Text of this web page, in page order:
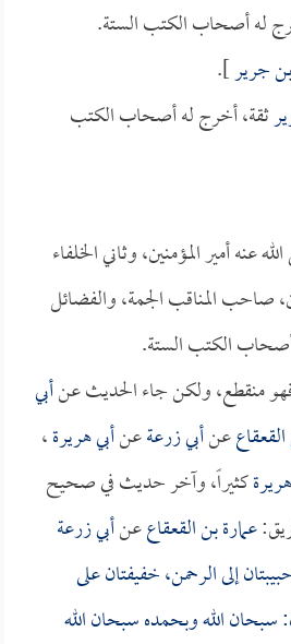
له أصحاب الكتب الستة.
جرير].
ثقة، أخرج له أصحاب الكتب
عنه أمير المؤمنين، وثاني الخلفاء
صاحب المناقب الجمة، والفضائل
الكتب الستة.
منقطع، ولكن جاء الحديث عنأبي
عنأبي زرعةعنأبي هريرة،
كثيراً، وآخر حديث في صحيح
عمارة بن القعقاععنأبي زرعة
إلى الرحمن، خفيفتان على
سبحان الله وبحمده سبحان الله